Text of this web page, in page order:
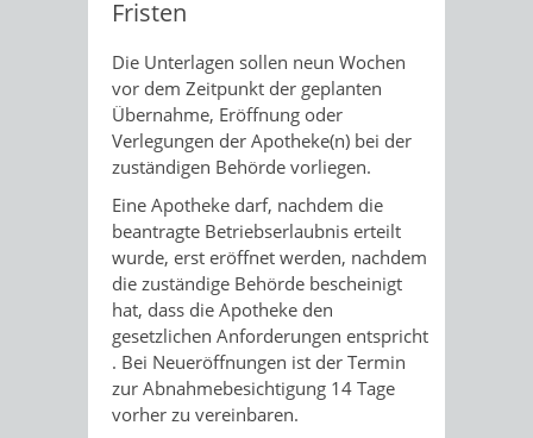
Fristen
Die Unterlagen sollen neun Wochen
vor dem Zeitpunkt der geplanten
Übernahme, Eröffnung oder
Verlegungen der Apotheke(n) bei der
zuständigen Behörde vorliegen.
Eine Apotheke darf, nachdem die
beantragte Betriebserlaubnis erteilt
wurde, erst eröffnet werden, nachdem
die zuständige Behörde bescheinigt
hat, dass die Apotheke den
gesetzlichen Anforderungen entspricht
. Bei Neueröffnungen ist der Termin
zur Abnahmebesichtigung 14 Tage
vorher zu vereinbaren.